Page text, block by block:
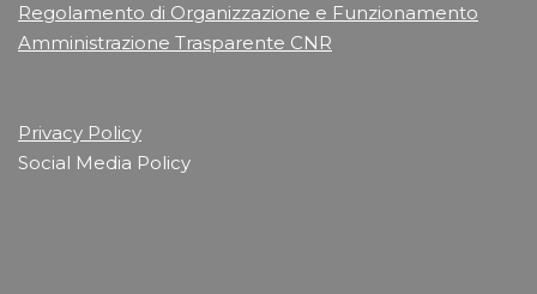
Regolamento di Organizzazione e Funzionamento
Amministrazione Trasparente CNR
Privacy Policy
Social Media Policy